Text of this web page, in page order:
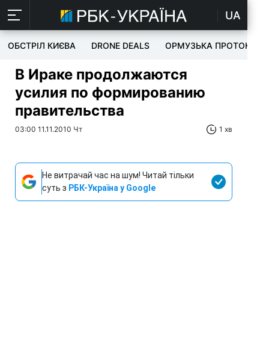
UA
ОБСТРІЛ КИЄВА DRONE DEALS ОРМУЗЬКА ПРОТОКА
В Ираке продолжаются
усилия по формированию
правительства
03:00 11.11.2010 Чт 1 хв
Не витрачай час на шум! Читай тільки
суть з РБК-Україна у Google